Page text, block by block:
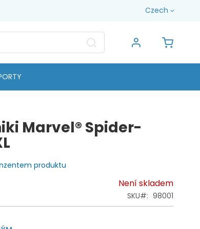
Jazyk
Czech
Můj
Search
Marvel® Spider-
produktu
Není skladem
SKU 98001